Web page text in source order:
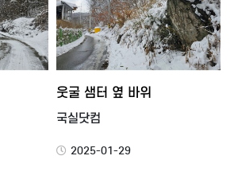
웃굴 샘터 옆 바위
국실닷컴
2025-01-29